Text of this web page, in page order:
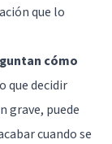
que lo
cómo
que decidir
grave, puede
cuando se